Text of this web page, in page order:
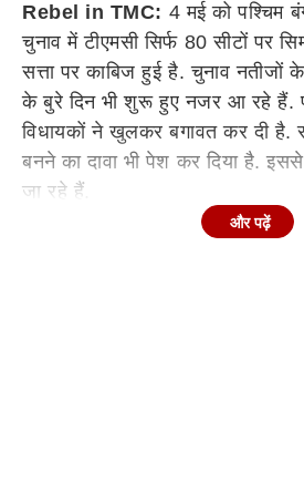
Rebel in TMC: 4 मई को पश्चिम
चुनाव में टीएमसी सिर्फ 80 सीटों पर
सत्ता पर काबिज हुई है. चुनाव नतीजों के
के बुरे दिन भी शुरू हुए नजर आ रहे हैं.
विधायकों ने खुलकर बगावत कर दी है.
बनने का दावा भी पेश कर दिया है. इससे
जा रहे हैं.
Continues below
और पढ़ें